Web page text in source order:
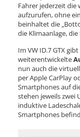
Fahrer jederzeit
aufzurufen, ohne
beinhaltet die
die Klimaanlage,
Im VW ID.7 GTX
weiterentwickelte
nun auch die
per Apple CarPlay
Smartphones auf
stehen jeweils zwei
induktive
Smartphones